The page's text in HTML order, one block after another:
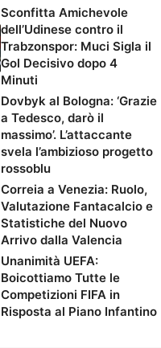
Sconfitta Amichevole
dell’Udinese contro il
Trabzonspor: Muci Sigla il
Gol Decisivo dopo 4
Minuti
Dovbyk al Bologna: ‘Grazie
a Tedesco, darò il
massimo’. L’attaccante
svela l’ambizioso progetto
rossoblu
Correia a Venezia: Ruolo,
Valutazione Fantacalcio e
Statistiche del Nuovo
Arrivo dalla Valencia
Unanimità UEFA:
Boicottiamo Tutte le
Competizioni FIFA in
Risposta al Piano Infantino